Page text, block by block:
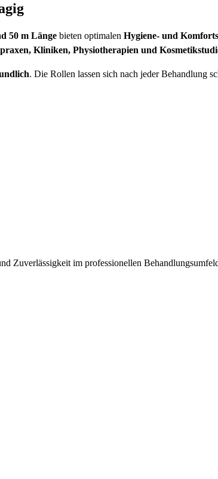
50 m Länge bieten optimalen Hygiene- und
Kliniken, Physiotherapien und
. Die Rollen lassen sich nach jeder Behandlung
Zuverlässigkeit im professionellen